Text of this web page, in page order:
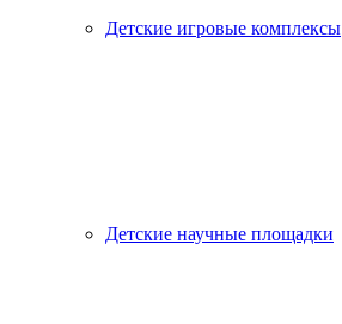
Детские игровые комплексы
Детские научные площадки